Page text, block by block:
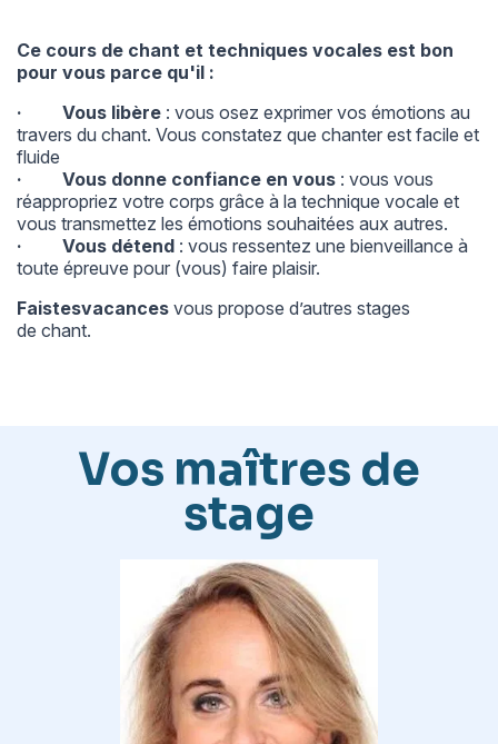
Ce cours de chant et techniques vocales est bon
pour vous parce qu'il :
· Vous libère : vous osez exprimer vos émotions au
travers du chant. Vous constatez que chanter est facile et
fluide
· Vous donne confiance en vous : vous vous
réappropriez votre corps grâce à la technique vocale et
vous transmettez les émotions souhaitées aux autres.
· Vous détend : vous ressentez une bienveillance à
toute épreuve pour (vous) faire plaisir.
Faistesvacances vous propose d’autres stages
de chant.
Vos maîtres de
stage